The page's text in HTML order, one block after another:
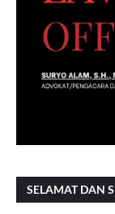
SELAMAT DAN